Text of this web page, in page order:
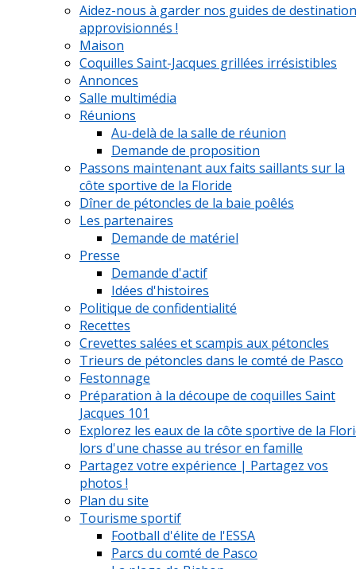
Aidez-nous à garder nos guides de destination
approvisionnés !
Maison
Coquilles Saint-Jacques grillées irrésistibles
Annonces
Salle multimédia
Réunions
Au-delà de la salle de réunion
Demande de proposition
Passons maintenant aux faits saillants sur la
côte sportive de la Floride
Dîner de pétoncles de la baie poêlés
Les partenaires
Demande de matériel
Presse
Demande d'actif
Idées d'histoires
Politique de confidentialité
Recettes
Crevettes salées et scampis aux pétoncles
Trieurs de pétoncles dans le comté de Pasco
Festonnage
Préparation à la découpe de coquilles Saint
Jacques 101
Explorez les eaux de la côte sportive de la
lors d'une chasse au trésor en famille
Partagez votre expérience | Partagez vos
photos !
Plan du site
Tourisme sportif
Football d'élite de l'ESSA
Parcs du comté de Pasco